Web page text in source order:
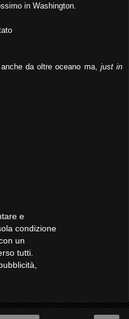
in Washington.
da oltre oceano ma, just in
e
condizione
un
tutti.